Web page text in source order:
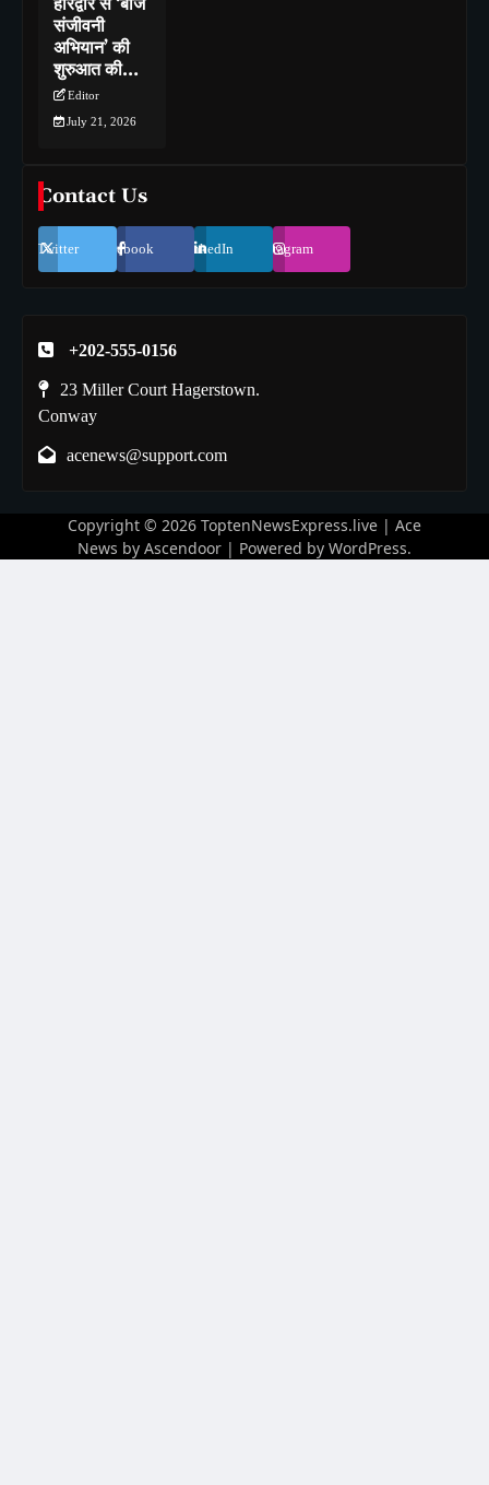
हरिद्वार से ‘बीज
संजीवनी
अभियान’ की
शुरुआत की…
Editor
July 21, 2026
Contact Us
Twitter Facebook LinkedIn Instagram
+202-555-0156
23 Miller Court Hagerstown.
Conway
acenews@support.com
Copyright © 2026 ToptenNewsExpress.live | Ace
News by Ascendoor | Powered by WordPress.